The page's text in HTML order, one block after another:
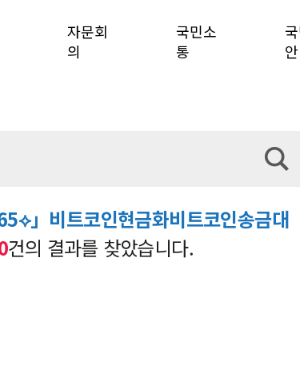
자문회
의
국민소
통
안
」비트코인현금화비트코인송금대
건의 결과를 찾았습니다.